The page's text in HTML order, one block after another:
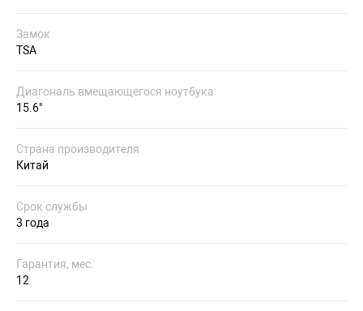
Замок
TSA
Диагональ вмещающегося ноутбука
15.6"
Страна производителя
Китай
Срок службы
3 года
Гарантия, мес.
12